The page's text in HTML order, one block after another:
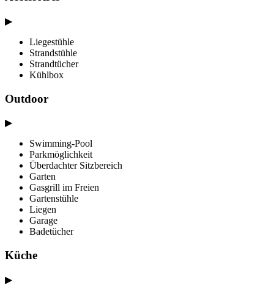
▶
Liegestühle
Strandstühle
Strandtücher
Kühlbox
Outdoor
▶
Swimming-Pool
Parkmöglichkeit
Überdachter Sitzbereich
Garten
Gasgrill im Freien
Gartenstühle
Liegen
Garage
Badetücher
Küche
▶